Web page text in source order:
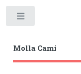
Molla Cami